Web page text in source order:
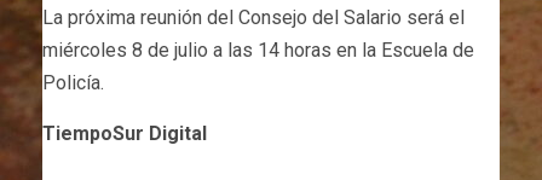
La próxima reunión del Consejo del Salario será el
miércoles 8 de julio a las 14 horas en la Escuela de
Policía.
TiempoSur Digital